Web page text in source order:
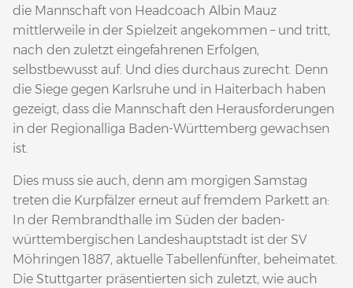
die Mannschaft von Headcoach Albin Mauz
mittlerweile in der Spielzeit angekommen – und tritt,
nach den zuletzt eingefahrenen Erfolgen,
selbstbewusst auf. Und dies durchaus zurecht. Denn
die Siege gegen Karlsruhe und in Haiterbach haben
gezeigt, dass die Mannschaft den Herausforderungen
in der Regionalliga Baden-Württemberg gewachsen
ist.
Dies muss sie auch, denn am morgigen Samstag
treten die Kurpfälzer erneut auf fremdem Parkett an:
In der Rembrandthalle im Süden der baden-
württembergischen Landeshauptstadt ist der SV
Möhringen 1887, aktuelle Tabellenfünfter, beheimatet.
Die Stuttgarter präsentierten sich zuletzt, wie auch